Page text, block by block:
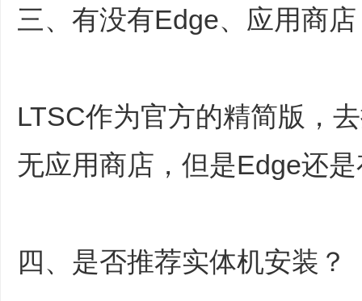
三、有没有Edge、应用商
LTSC作为官方的精简版，
无应用商店，但是Edge还
四、是否推荐实体机安装？